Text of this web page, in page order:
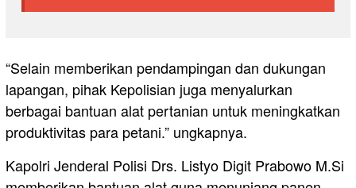
“Selain memberikan pendampingan dan dukungan
lapangan, pihak Kepolisian juga menyalurkan
berbagai bantuan alat pertanian untuk meningkatkan
produktivitas para petani.” ungkapnya.
Kapolri Jenderal Polisi Drs. Listyo Digit Prabowo M.Si